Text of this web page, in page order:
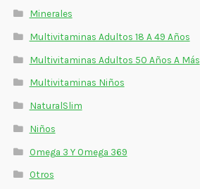
Minerales
Multivitaminas Adultos 18 A 49 Años
Multivitaminas Adultos 50 Años A Más
Multivitaminas Niños
NaturalSlim
Niños
Omega 3 Y Omega 369
Otros